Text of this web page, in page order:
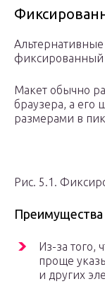
фиксированный
Макет обычно
браузера, а его
размерами в
Рис. 5.1.
Преимущества
Из-за того,
проще
и других